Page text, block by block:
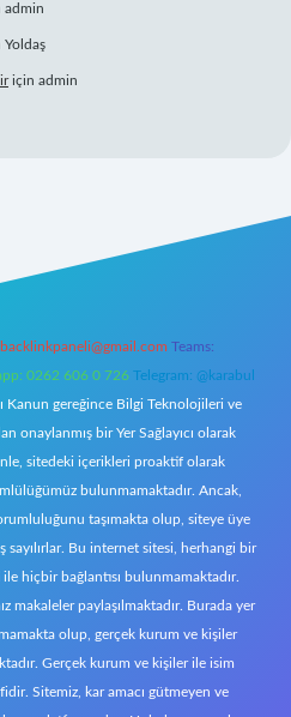
admin
Yoldaş
için admin
backlinkpaneli@gmail.com Teams:
0262 606 0 726 Telegram: @karabul
Kanun gereğince Bilgi Teknolojileri ve
onaylanmış bir Yer Sağlayıcı olarak
sitedeki içerikleri proaktif olarak
bulunmamaktadır. Ancak,
taşımakta olup, siteye üye
Bu internet sitesi, herhangi bir
hiçbir bağlantısı bulunmamaktadır.
makaleler paylaşılmaktadır. Burada yer
olup, gerçek kurum ve kişiler
Gerçek kurum ve kişiler ile isim
Sitemiz, kar amacı gütmeyen ve